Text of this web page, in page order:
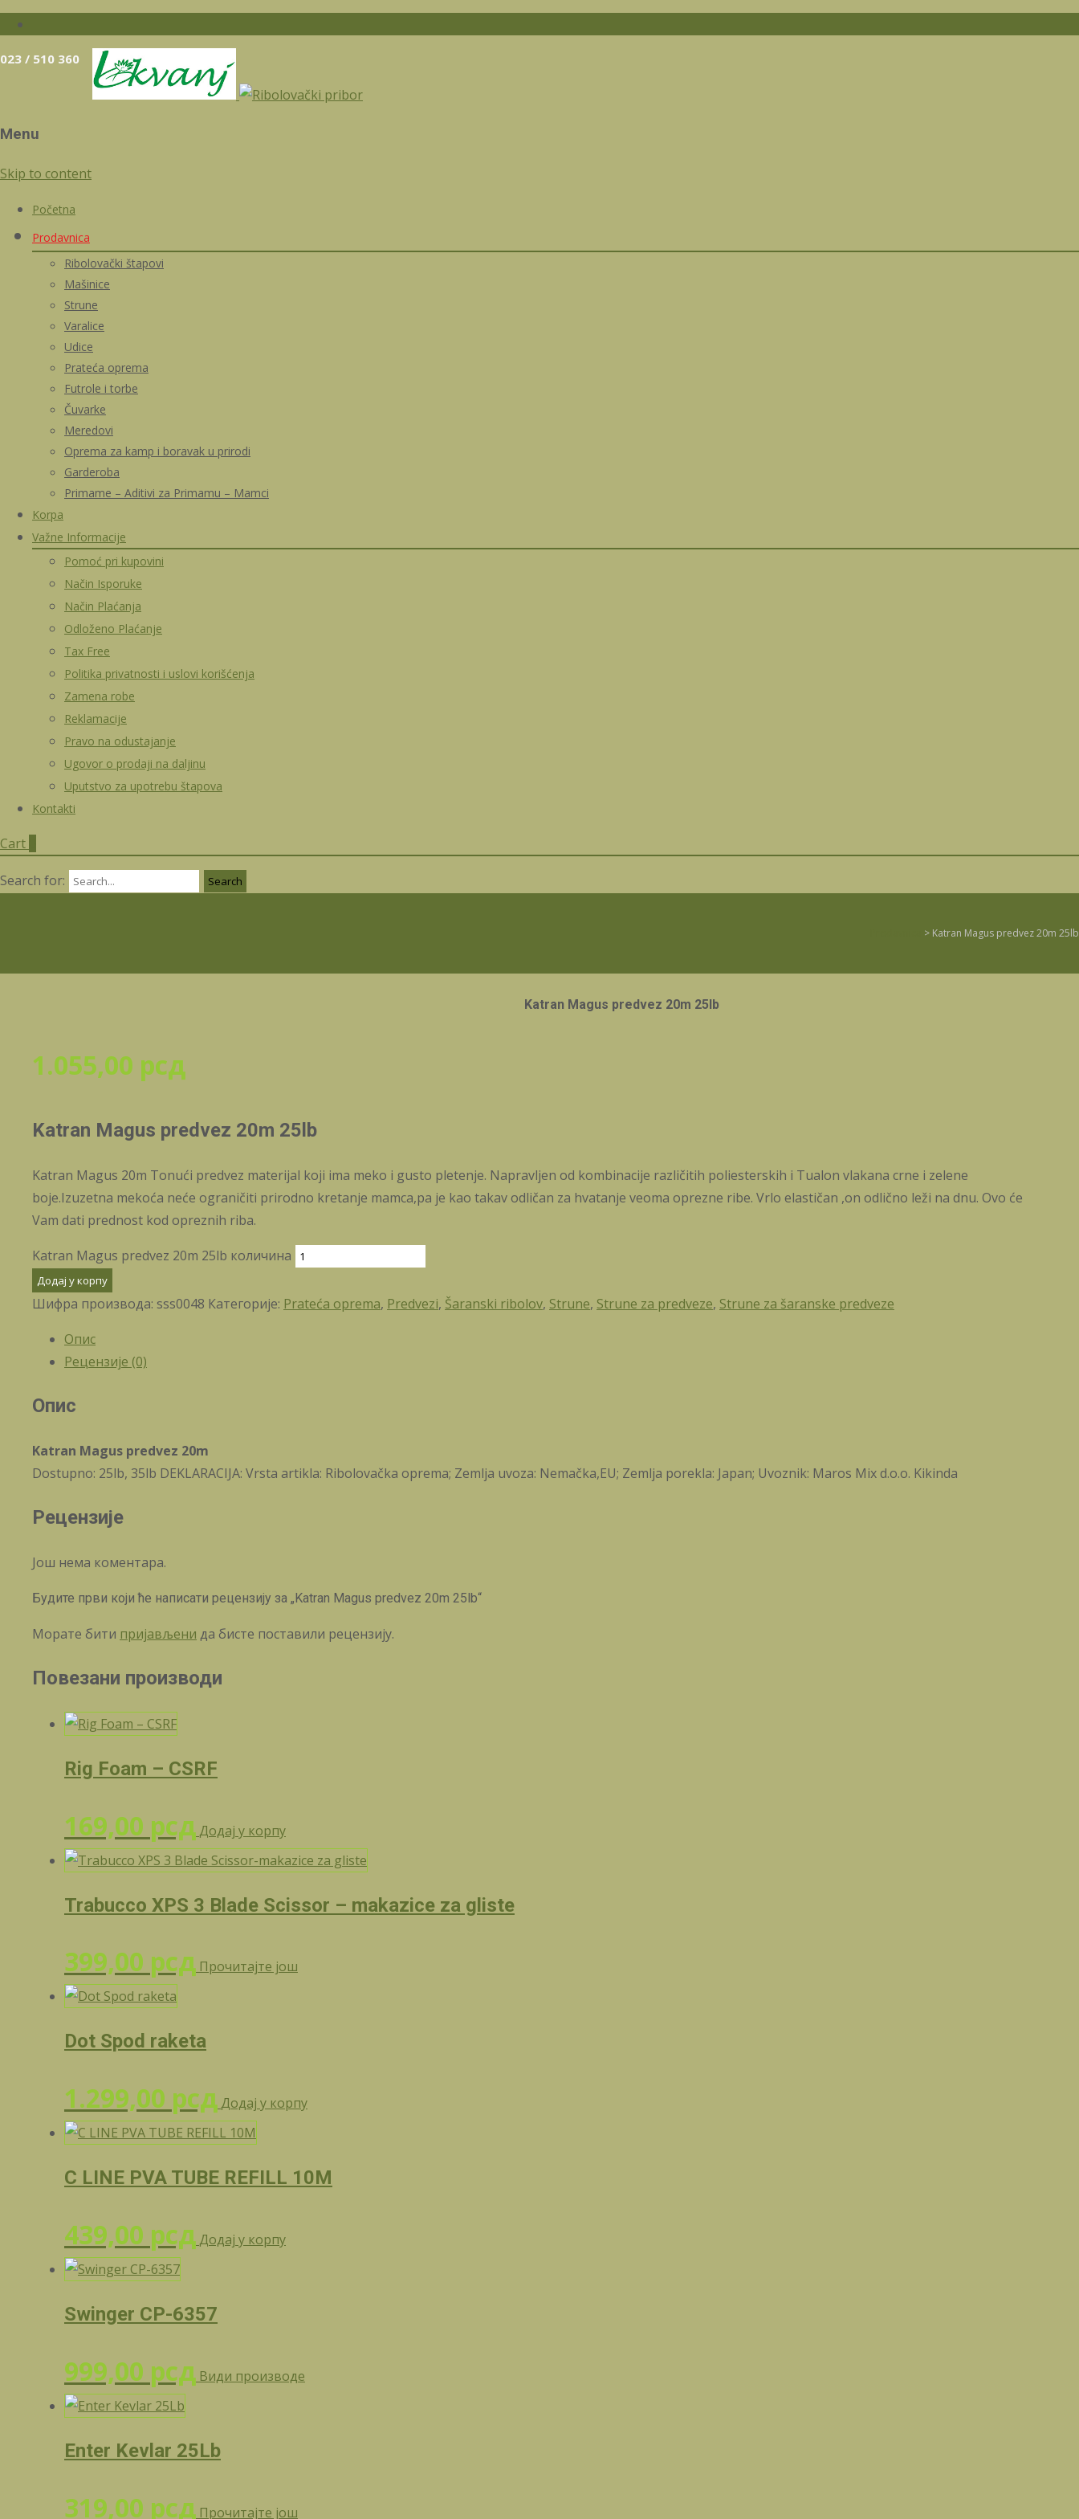
023 / 510 360
Menu
Skip to content
Početna
Prodavnica
Ribolovački štapovi
Mašinice
Strune
Varalice
Udice
Prateća oprema
Futrole i torbe
Čuvarke
Meredovi
Oprema za kamp i boravak u prirodi
Garderoba
Primame – Aditivi za Primamu – Mamci
Korpa
Važne Informacije
Pomoć pri kupovini
Način Isporuke
Način Plaćanja
Odloženo Plaćanje
Tax Free
Politika privatnosti i uslovi korišćenja
Zamena robe
Reklamacije
Pravo na odustajanje
Ugovor o prodaji na daljinu
Uputstvo za upotrebu štapova
Kontakti
Cart
Search for:
> Katran Magus predvez 20m 25lb
Katran Magus predvez 20m 25lb
1.055,00 рсд
Katran Magus predvez 20m 25lb
Katran Magus 20m Tonući predvez materijal koji ima meko i gusto pletenje. Napravljen od kombinacije različitih poliesterskih i Tualon vlakana crne i zelene
boje.Izuzetna mekoća neće ograničiti prirodno kretanje mamca,pa je kao takav odličan za hvatanje veoma oprezne ribe. Vrlo elastičan ,on odlično leži na dnu. Ovo će
Vam dati prednost kod opreznih riba.
Katran Magus predvez 20m 25lb количина
Додај у корпу
Шифра производа: sss0048 Категорије: Prateća oprema, Predvezi, Šaranski ribolov, Strune, Strune za predveze, Strune za šaranske predveze
Опис
Рецензије (0)
Опис
Katran Magus predvez 20m
Dostupno: 25lb, 35lb DEKLARACIJA: Vrsta artikla: Ribolovačka oprema; Zemlja uvoza: Nemačka,EU; Zemlja porekla: Japan; Uvoznik: Maros Mix d.o.o. Kikinda
Рецензије
Још нема коментара.
Будите први који ће написати рецензију за „Katran Magus predvez 20m 25lb“
Морате бити пријављени да бисте поставили рецензију.
Повезани производи
Rig Foam – CSRF
169,00 рсд Додај у корпу
Trabucco XPS 3 Blade Scissor – makazice za gliste
399,00 рсд Прочитајте још
Dot Spod raketa
1.299,00 рсд Додај у корпу
C LINE PVA TUBE REFILL 10M
439,00 рсд Додај у корпу
Swinger CP-6357
999,00 рсд Види производе
Enter Kevlar 25Lb
319,00 рсд Прочитајте још